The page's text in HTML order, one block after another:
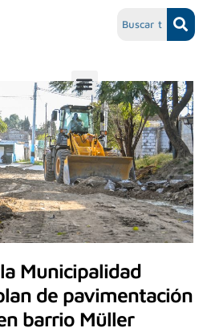
Municipalidad
de pavimentación
barrio Müller